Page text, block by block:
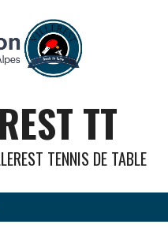
TT
TENNIS DE TABLE